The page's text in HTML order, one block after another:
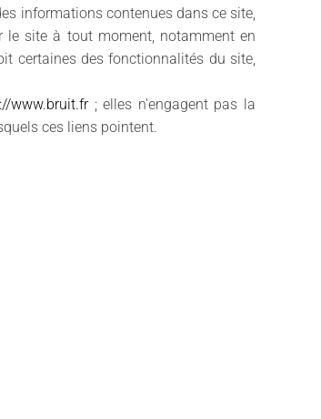
informations contenues dans ce site,
le site à tout moment, notamment en
certaines des fonctionnalités du site,
www.bruit.fr; elles n'engagent pas la
ces liens pointent.